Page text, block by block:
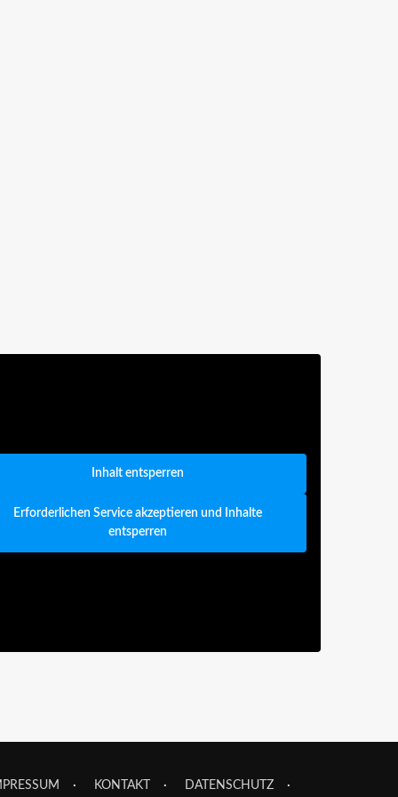
Inhalt entsperren
Erforderlichen Service akzeptieren und Inhalte
entsperren
KONTAKT DATENSCHUTZ